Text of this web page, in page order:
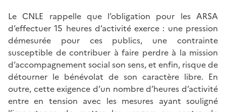
Le CNLE rappelle que l’obligation pour les ARSA
d’effectuer 15 heures d’activité exerce : une pression
démesurée pour ces publics, une contrainte
susceptible de contribuer à faire perdre à la mission
d’accompagnement social son sens, et enfin, risque de
détourner le bénévolat de son caractère libre. En
outre, cette exigence d’un nombre d’heures d’activité
entre en tension avec les mesures ayant souligné